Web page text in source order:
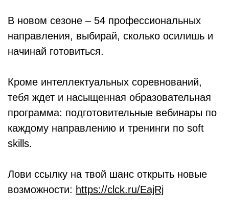
В новом сезоне – 54 профессиональных
направления, выбирай, сколько осилишь и
начинай готовиться.
Кроме интеллектуальных соревнований,
тебя ждет и насыщенная образовательная
программа: подготовительные вебинары по
каждому направлению и тренинги по soft
skills.
Лови ссылку на твой шанс открыть новые
возможности: https://clck.ru/EajRj